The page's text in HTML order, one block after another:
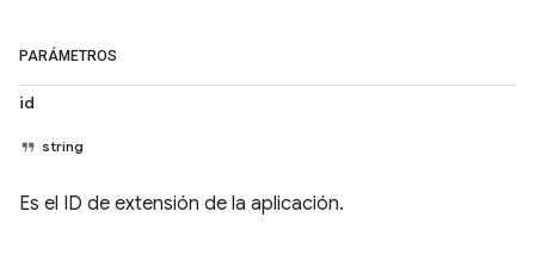
PARÁMETROS
id
string
Es el ID de extensión de la aplicación.